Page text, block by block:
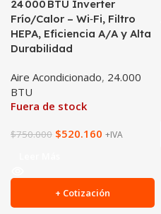
24 000 BTU Inverter
Frío/Calor – Wi‑Fi, Filtro
HEPA, Eficiencia A/A y Alta
Durabilidad
Aire Acondicionado, 24.000
BTU
Fuera de stock
$750.000 $520.160 +IVA
+ Cotización